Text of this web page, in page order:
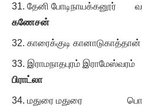
தேனி போடிநாயக்கனூர்
கணேசன்
காரைக்குடி
இராமநாதபுரம்
பிராட்லா
மதுரை மதுரை